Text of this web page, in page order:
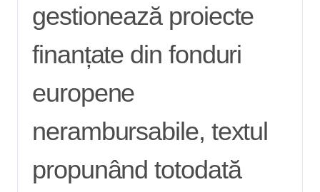
gestionează proiecte
finanțate din fonduri
europene
nerambursabile, textul
propunând totodată